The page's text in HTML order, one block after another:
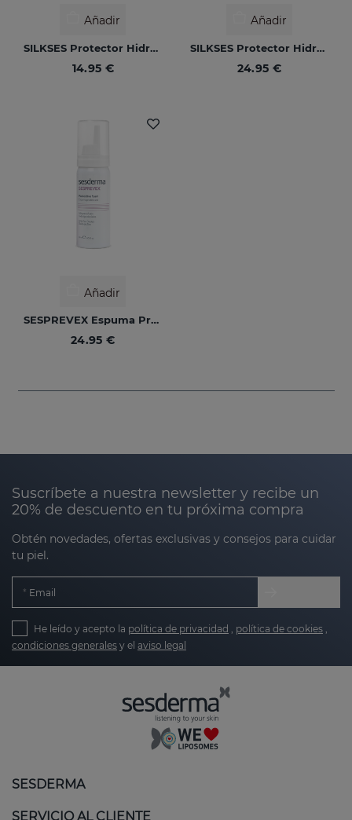
Añadir
SILKSES Protector Hidratante Cutáneo 30 Ml
14.95 €
Añadir
SILKSES Protector Hidratante Cutáneo 100 Ml
24.95 €
Añadir
SESPREVEX Espuma Protectora 50 Ml
24.95 €
Suscríbete a nuestra newsletter y recibe un
20% de descuento en tu próxima compra
Obtén novedades, ofertas exclusivas y consejos para cuidar
tu piel.
Email
He leído y acepto la política de privacidad , política de cookies ,
condiciones generales y el aviso legal
SESDERMA
SERVICIO AL CLIENTE